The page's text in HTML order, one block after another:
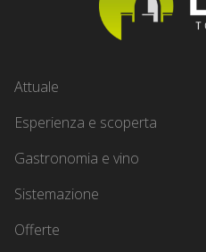
Attuale
Esperienza e scoperta
Gastronomia e vino
Sistemazione
Offerte